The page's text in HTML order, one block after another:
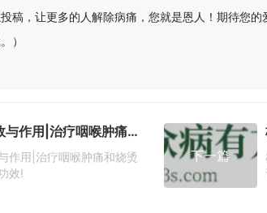
稿，让更多的人解除病痛，您就是恩人！期待您
）
地榆的功效与作用|治疗咽喉肿痛和烧烫伤有很好的功效!
作用|治疗咽喉肿痛和烧烫
效!
下一篇